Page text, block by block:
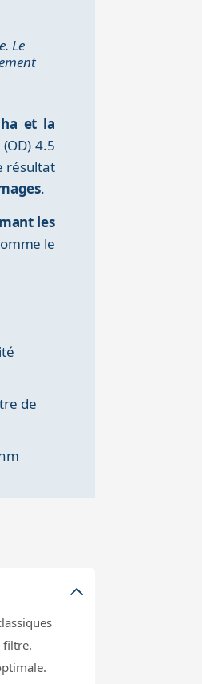
Le
et la
4.5
résultat
.
les
le
de
filtre.